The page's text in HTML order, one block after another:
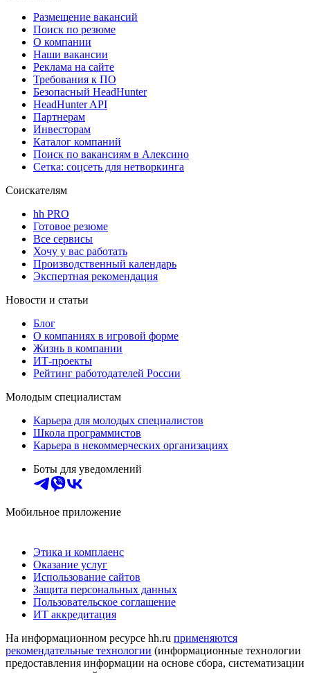
Размещение вакансий
Поиск по резюме
О компании
Наши вакансии
Реклама на сайте
Требования к ПО
Безопасный HeadHunter
HeadHunter API
Партнерам
Инвесторам
Каталог компаний
Поиск по вакансиям в Алексино
Сетка: соцсеть для нетворкинга
Соискателям
hh PRO
Готовое резюме
Все сервисы
Хочу у вас работать
Производственный календарь
Экспертная рекомендация
Новости и статьи
Блог
О компаниях в игровой форме
Жизнь в компании
ИТ-проекты
Рейтинг работодателей России
Молодым специалистам
Карьера для молодых специалистов
Школа программистов
Карьера в некоммерческих организациях
Боты для уведомлений
Мобильное приложение
Этика и комплаенс
Оказание услуг
Использование сайтов
Защита персональных данных
Пользовательское соглашение
ИТ аккредитация
На информационном ресурсе hh.ru применяются
рекомендательные технологии (информационные технологии
предоставления информации на основе сбора, систематизации